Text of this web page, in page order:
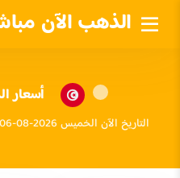
الذهب الآن
أسعار
التاريخ الآن الخميس 2026-08-06 الساعة 09:15 مساءً بتوقيت تونس